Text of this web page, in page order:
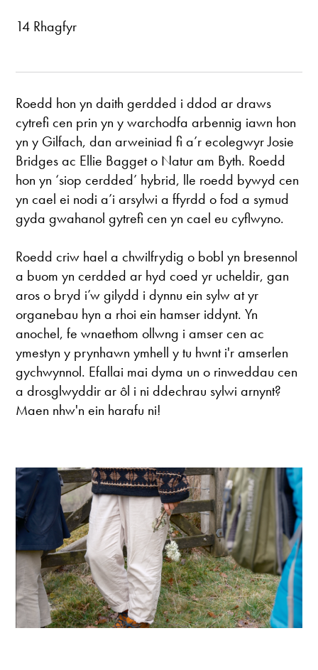
14 Rhagfyr
Roedd hon yn daith gerdded i ddod ar draws
cytrefi cen prin yn y warchodfa arbennig iawn hon
yn y Gilfach, dan arweiniad fi a’r ecolegwyr Josie
Bridges ac Ellie Bagget o Natur am Byth. Roedd
hon yn ‘siop cerdded’ hybrid, lle roedd bywyd cen
yn cael ei nodi a’i arsylwi a ffyrdd o fod a symud
gyda gwahanol gytrefi cen yn cael eu cyflwyno.
Roedd criw hael a chwilfrydig o bobl yn bresennol
a buom yn cerdded ar hyd coed yr ucheldir, gan
aros o bryd i’w gilydd i dynnu ein sylw at yr
organebau hyn a rhoi ein hamser iddynt. Yn
anochel, fe wnaethom ollwng i amser cen ac
ymestyn y prynhawn ymhell y tu hwnt i'r amserlen
gychwynnol. Efallai mai dyma un o rinweddau cen
a drosglwyddir ar ôl i ni ddechrau sylwi arnynt?
Maen nhw'n ein harafu ni!